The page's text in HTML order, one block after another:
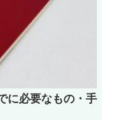
に必要なもの・手